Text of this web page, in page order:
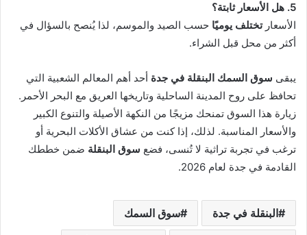
5. هل الأسعار ثابتة؟
الأسعارتختلف يوميًا حسب الصيد والموسم، لذا يُنصح بالسؤال في
أكثر من محل قبل الشراء.
يبقى سوق السمك البنقلة في جدة أحد أهم المعالم الشعبية التي
تحافظ على روح المدينة الساحلية وتاريخها العريق مع البحر الأحمر.
زيارة هذا السوق تمنحك مزيجًا من النكهة الأصيلة والتنوع الكبير
والأسعار المناسبة. لذلك، إذا كنت من عشاق الأكلات البحرية أو
ترغب في تجربة تراثية لا تُنسى، فضع سوق البنقلة ضمن خططك
القادمة في جدة لعام 2026.
البنقلة في جدة سوق السمك